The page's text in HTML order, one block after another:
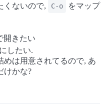
くないので, C-o
をマップ
開きたい
したい.
めは用意されてるので, あ
けかな?